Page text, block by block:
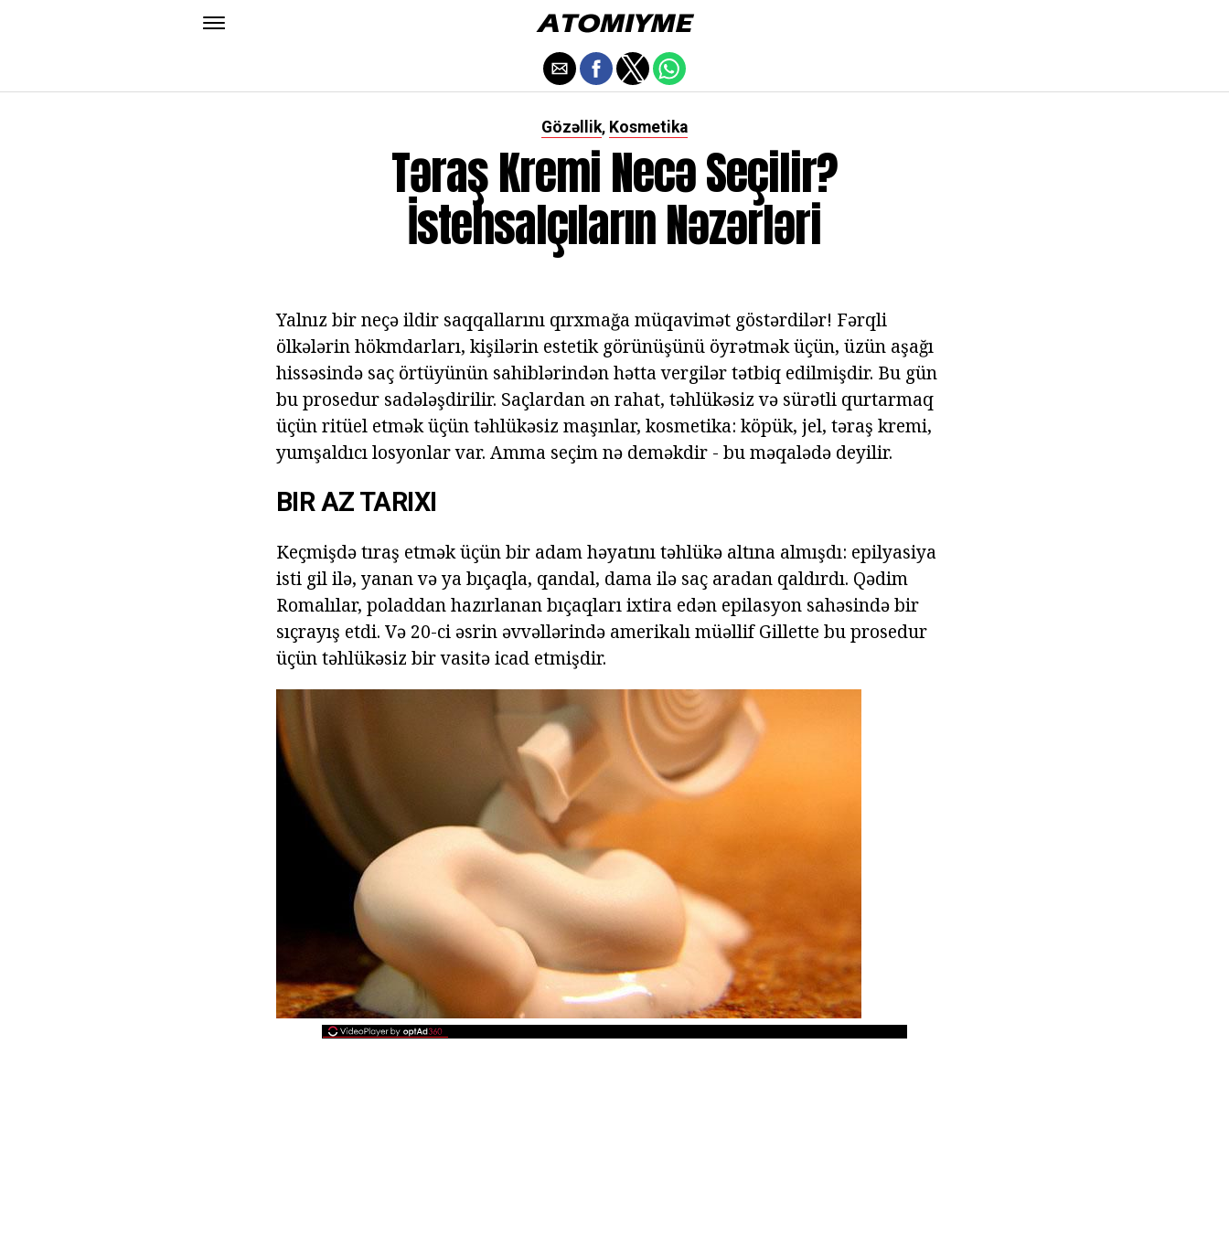
Gözəllik, Kosmetika
Təraş Kremi Necə Seçilir?
İstehsalçıların Nəzərləri
Yalnız bir neçə ildir saqqallarını qırxmağa müqavimət göstərdilər! Fərqli
ölkələrin hökmdarları, kişilərin estetik görünüşünü öyrətmək üçün, üzün aşağı
hissəsində saç örtüyünün sahiblərindən hətta vergilər tətbiq edilmişdir. Bu gün
bu prosedur sadələşdirilir. Saçlardan ən rahat, təhlükəsiz və sürətli qurtarmaq
üçün ritüel etmək üçün təhlükəsiz maşınlar, kosmetika: köpük, jel, təraş kremi,
yumşaldıcı losyonlar var. Amma seçim nə deməkdir - bu məqalədə deyilir.
BIR AZ TARIXI
Keçmişdə tıraş etmək üçün bir adam həyatını təhlükə altına almışdı: epilyasiya
isti gil ilə, yanan və ya bıçaqla, qandal, dama ilə saç aradan qaldırdı. Qədim
Romalılar, poladdan hazırlanan bıçaqları ixtira edən epilasyon sahəsində bir
sıçrayış etdi. Və 20-ci əsrin əvvəllərində amerikalı müəllif Gillette bu prosedur
üçün təhlükəsiz bir vasitə icad etmişdir.